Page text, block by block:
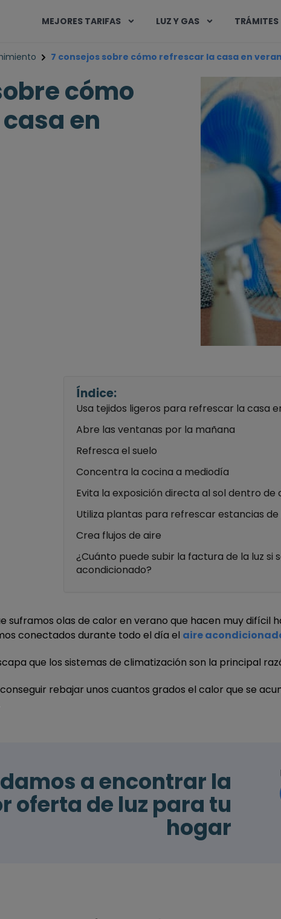
MEJORES TARIFAS LUZ Y GAS TRÁMITES
7 consejos sobre cómo refrescar la casa en
cómo
en
Índice:
Usa tejidos ligeros para refrescar la casa
Abre las ventanas por la mañana
Refresca el suelo
Concentra la cocina a mediodía
Evita la exposición directa al sol dentro de
Utiliza plantas para refrescar estancias de
Crea flujos de aire
¿Cuánto puede subir la factura de la luz si
acondicionado?
suframos olas de calor en verano que hacen muy difícil
conectados durante todo el día el aire
que los sistemas de climatización son la principal
rebajar unos cuantos grados el calor que se
a encontrar la
oferta de luz para tu
hogar